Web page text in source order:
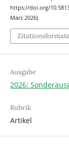
https://doi.org/
März 2026)
Ausgabe
2026:
Rubrik
Artikel